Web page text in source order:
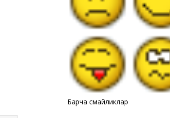
Барча смайликлар